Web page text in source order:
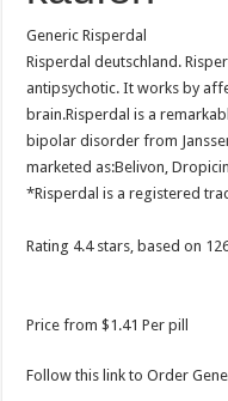
Generic Risperdal
Risperdal deutschland.
antipsychotic. It works by
brain.Risperdal is a
bipolar disorder from
marketed as:Belivon,
*Risperdal is a registered
Rating 4.4stars, based on
Price from$1.41 Per pill
Follow this link to Order